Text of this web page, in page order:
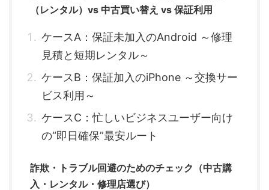
（レンタル）vs 中古買い替え vs 保証利用
ケースA：保証未加入のAndroid ～修理
見積と短期レンタル～
ケースB：保証加入のiPhone ～交換サー
ビス利用～
ケースC：忙しいビジネスユーザー向け
の“即日確保”最安ルート
詐欺・トラブル回避のためのチェック（中古購
入・レンタル・修理店選び）